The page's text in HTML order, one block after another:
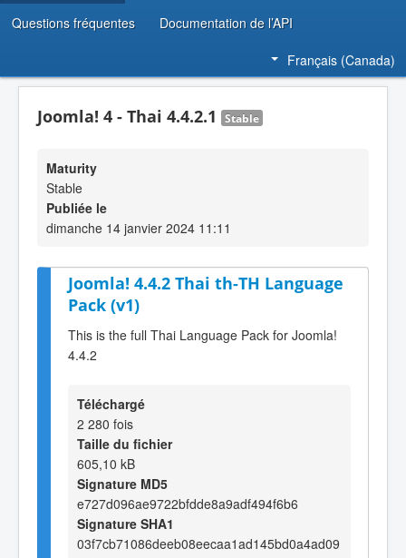
Questions fréquentes Documentation de l’API
Français (Canada)
Joomla! 4 - Thai 4.4.2.1 Stable
Maturity
Stable
Publiée le
dimanche 14 janvier 2024 11:11
Joomla! 4.4.2 Thai th-TH Language
Pack (v1)
This is the full Thai Language Pack for Joomla!
4.4.2
Téléchargé
2 280 fois
Taille du fichier
605,10 kB
Signature MD5
e727d096ae9722bfdde8a9adf494f6b6
Signature SHA1
03f7cb71086deeb08eecaa1ad145bd0a4ad09